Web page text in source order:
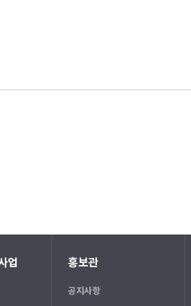
업 홍보관
공지사항